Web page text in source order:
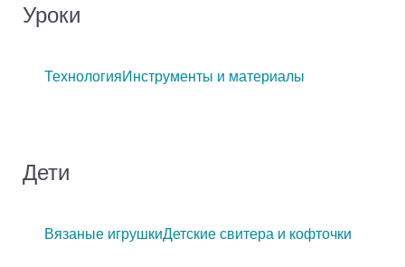
Уроки
ТехнологияИнструменты и материалы
Дети
Вязаные игрушкиДетские свитера и кофточки